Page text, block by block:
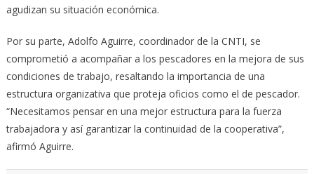
agudizan su situación económica.
Por su parte, Adolfo Aguirre, coordinador de la CNTI, se
comprometió a acompañar a los pescadores en la mejora de sus
condiciones de trabajo, resaltando la importancia de una
estructura organizativa que proteja oficios como el de pescador.
“Necesitamos pensar en una mejor estructura para la fuerza
trabajadora y así garantizar la continuidad de la cooperativa”,
afirmó Aguirre.